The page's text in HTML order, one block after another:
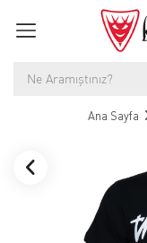
Ana Sayfa